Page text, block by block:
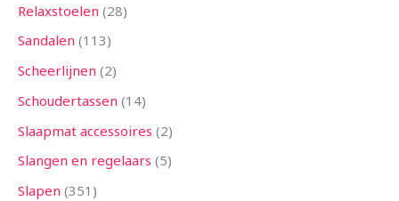
Relaxstoelen 28
Sandalen 113
Scheerlijnen 2
Schoudertassen 14
Slaapmat accessoires 2
Slangen en regelaars 5
Slapen 351